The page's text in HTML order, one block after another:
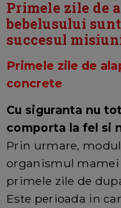
Primele zile de
bebelusului
succesul
Primele zile de
concrete
Cu siguranta nu
comporta la fel si
Prin urmare,
organismul
primele zile de
Este perioada in